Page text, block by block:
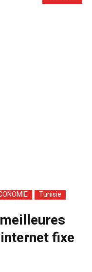
Tunisie
fixe